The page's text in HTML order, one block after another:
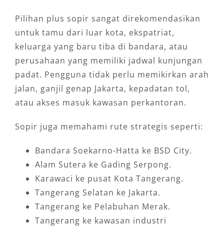
Pilihan plus sopir sangat direkomendasikan
untuk tamu dari luar kota, ekspatriat,
keluarga yang baru tiba di bandara, atau
perusahaan yang memiliki jadwal kunjungan
padat. Pengguna tidak perlu memikirkan arah
jalan, ganjil genap Jakarta, kepadatan tol,
atau akses masuk kawasan perkantoran.
Sopir juga memahami rute strategis seperti:
Bandara Soekarno-Hatta ke BSD City.
Alam Sutera ke Gading Serpong.
Karawaci ke pusat Kota Tangerang.
Tangerang Selatan ke Jakarta.
Tangerang ke Pelabuhan Merak.
Tangerang ke kawasan industri